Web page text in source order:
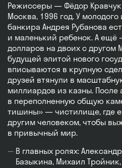
Режиссеры — Фёдор Кравчук
Москва, 1996 год. У
банкира Андрея Рубанова
и маленький ребенок. А
долларов на двоих с другом
будущей элитой нового
вписываются в крупную
друзей втянули в
миллиардов из казны. После
в переполненную общую
тишины» — чистилище, где
другим человеком, чтобы
в привычный мир.
В главных ролях:
Базыкина, Михаил